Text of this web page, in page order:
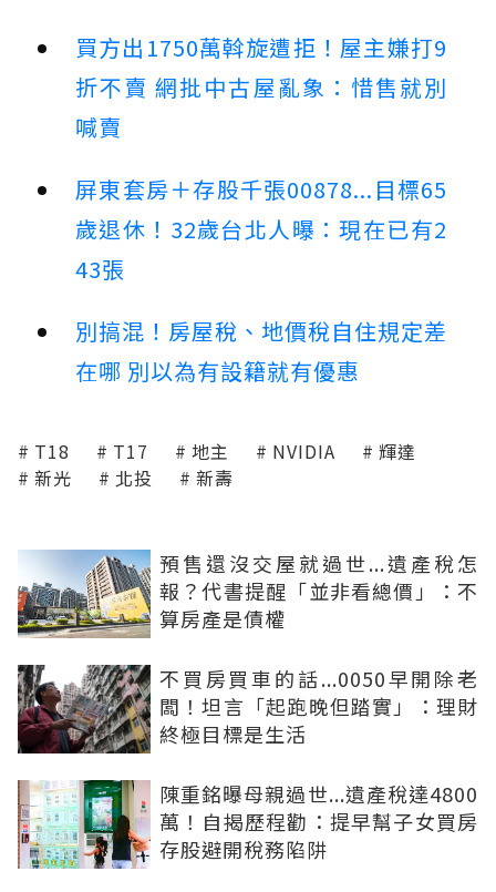
買方出1750萬斡旋遭拒！屋主嫌打9
折不賣 網批中古屋亂象：惜售就別
喊賣
屏東套房＋存股千張00878...目標65
歲退休！32歲台北人曝：現在已有2
43張
別搞混！房屋稅、地價稅自住規定差
在哪 別以為有設籍就有優惠
T18 T17 地主 NVIDIA
輝達
新光
北投 新壽
預售還沒交屋就過世...遺產稅怎
報？代書提醒「並非看總價」：不
算房產是債權
不買房買車的話...0050早開除老
闆！坦言「起跑晚但踏實」：理財
終極目標是生活
陳重銘曝母親過世...遺產稅達4800
萬！自揭歷程勸：提早幫子女買房
存股避開稅務陷阱